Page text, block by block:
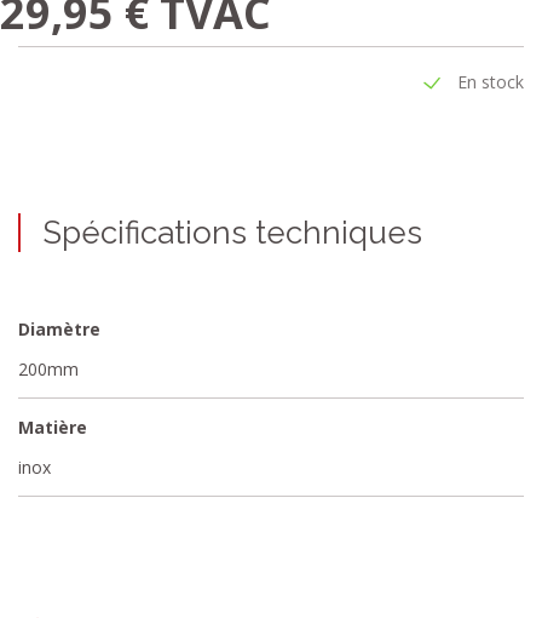
29,95 € TVAC
En stock
Spécifications techniques
Diamètre
200mm
Matière
inox